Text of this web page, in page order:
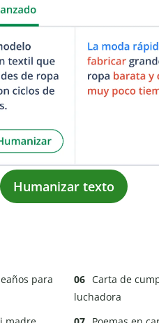
Humanizar texto
para
Carta de
luchadora